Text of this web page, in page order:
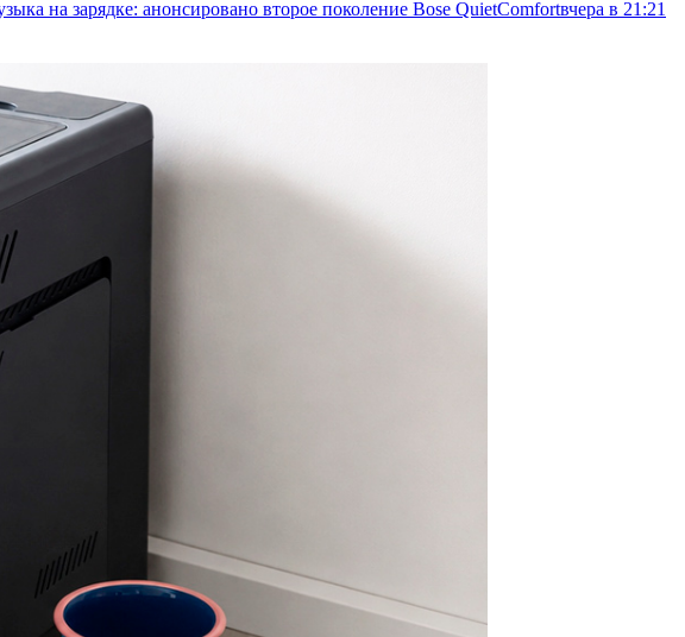
на зарядке: анонсировано второе поколение Bose QuietComfortвчера в 21:21